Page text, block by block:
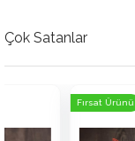
Çok Satanlar
Fırsat Ürünü